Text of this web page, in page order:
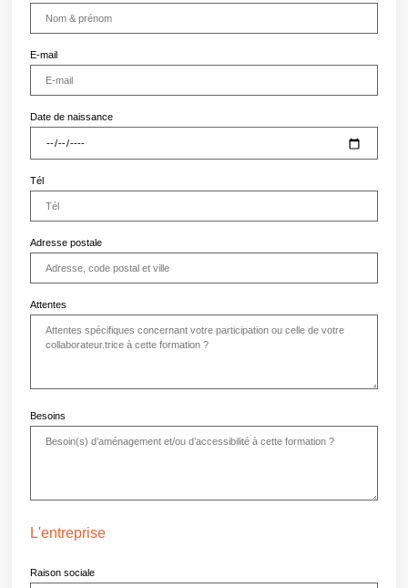
E-mail
Date de naissance
Tél
Adresse postale
Attentes
Besoins
L'entreprise
Raison sociale